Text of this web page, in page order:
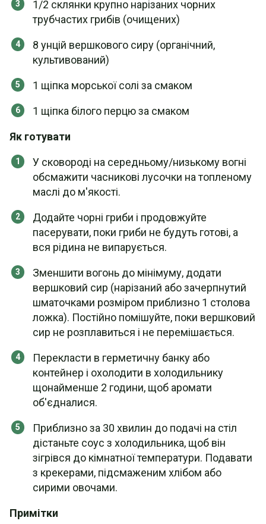
1/2 склянки крупно нарізаних чорних
трубчастих грибів (очищених)
8 унцій вершкового сиру (органічний,
культивований)
1 щіпка морської солі за смаком
1 щіпка білого перцю за смаком
Як готувати
У сковороді на середньому/низькому вогні
обсмажити часникові лусочки на топленому
маслі до м'якості.
Додайте чорні гриби і продовжуйте
пасерувати, поки гриби не будуть готові, а
вся рідина не випарується.
Зменшити вогонь до мінімуму, додати
вершковий сир (нарізаний або зачерпнутий
шматочками розміром приблизно 1 столова
ложка). Постійно помішуйте, поки вершковий
сир не розплавиться і не перемішається.
Перекласти в герметичну банку або
контейнер і охолодити в холодильнику
щонайменше 2 години, щоб аромати
об'єдналися.
Приблизно за 30 хвилин до подачі на стіл
дістаньте соус з холодильника, щоб він
зігрівся до кімнатної температури. Подавати
з крекерами, підсмаженим хлібом або
сирими овочами.
Примітки